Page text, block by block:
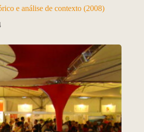
e análise de contexto (2008)